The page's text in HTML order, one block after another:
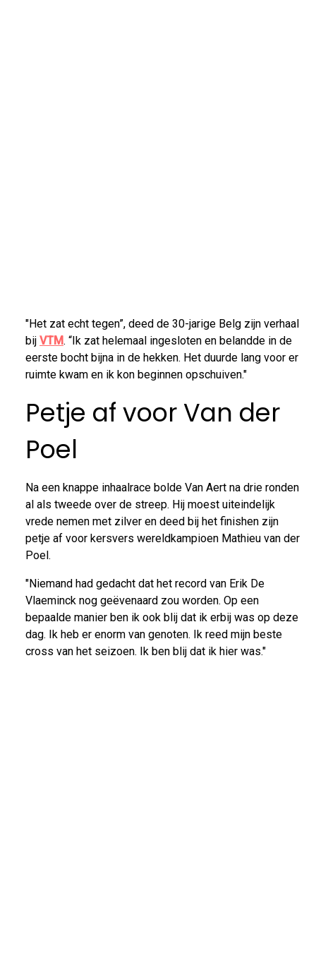
"Het zat echt tegen”, deed de 30-jarige Belg zijn verhaal
bij VTM. “Ik zat helemaal ingesloten en belandde in de
eerste bocht bijna in de hekken. Het duurde lang voor er
ruimte kwam en ik kon beginnen opschuiven."
Petje af voor Van der
Poel
Na een knappe inhaalrace bolde Van Aert na drie ronden
al als tweede over de streep. Hij moest uiteindelijk
vrede nemen met zilver en deed bij het finishen zijn
petje af voor kersvers wereldkampioen Mathieu van der
Poel.
"Niemand had gedacht dat het record van Erik De
Vlaeminck nog geëvenaard zou worden. Op een
bepaalde manier ben ik ook blij dat ik erbij was op deze
dag. Ik heb er enorm van genoten. Ik reed mijn beste
cross van het seizoen. Ik ben blij dat ik hier was."